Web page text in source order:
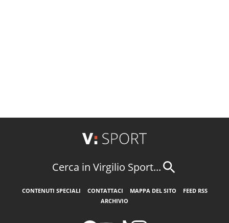
Cerca in Virgilio Sport...
CONTENUTI SPECIALI CONTATTACI MAPPA DEL SITO
FEED RSS
ARCHIVIO